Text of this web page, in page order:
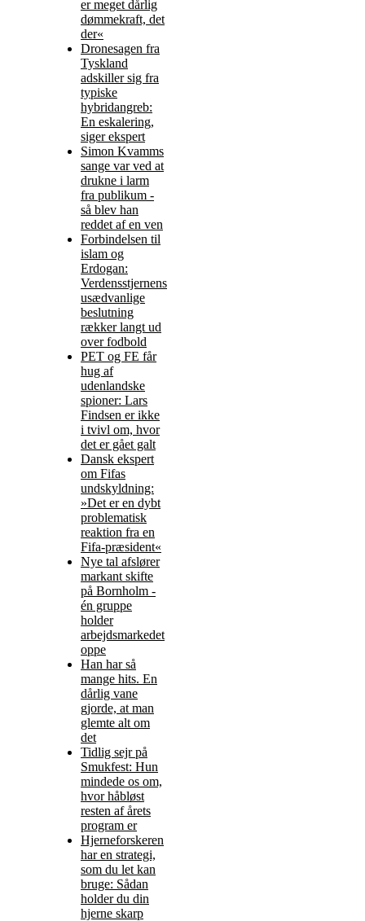
er meget dårlig
dømmekraft, det
der«
Dronesagen fra
Tyskland
adskiller sig fra
typiske
hybridangreb:
En eskalering,
siger ekspert
Simon Kvamms
sange var ved at
drukne i larm
fra publikum -
så blev han
reddet af en ven
Forbindelsen til
islam og
Erdogan:
Verdensstjernens
usædvanlige
beslutning
rækker langt ud
over fodbold
PET og FE får
hug af
udenlandske
spioner: Lars
Findsen er ikke
i tvivl om, hvor
det er gået galt
Dansk ekspert
om Fifas
undskyldning:
»Det er en dybt
problematisk
reaktion fra en
Fifa-præsident«
Nye tal afslører
markant skifte
på Bornholm -
én gruppe
holder
arbejdsmarkedet
oppe
Han har så
mange hits. En
dårlig vane
gjorde, at man
glemte alt om
det
Tidlig sejr på
Smukfest: Hun
mindede os om,
hvor håbløst
resten af årets
program er
Hjerneforskeren
har en strategi,
som du let kan
bruge: Sådan
holder du din
hjerne skarp